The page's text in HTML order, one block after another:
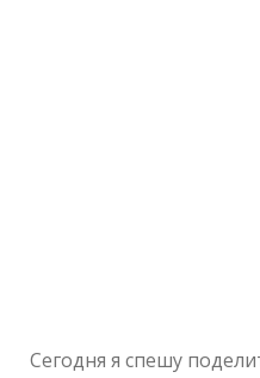
Сегодня я спешу